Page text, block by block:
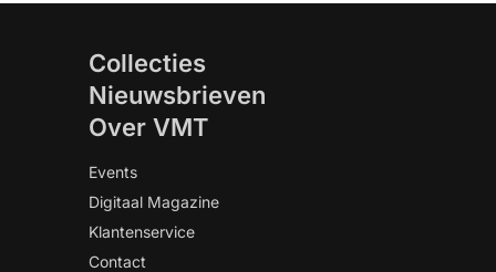
Collecties
Nieuwsbrieven
Over VMT
Events
Digitaal Magazine
Klantenservice
Contact